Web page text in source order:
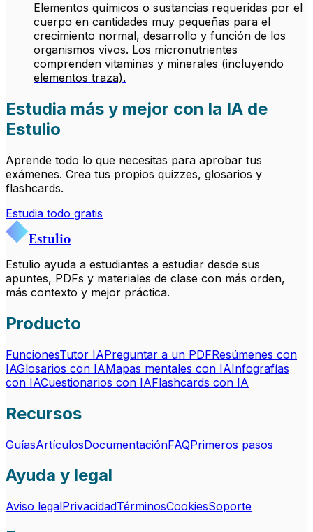
Elementos químicos o sustancias requeridas por el
cuerpo en cantidades muy pequeñas para el
crecimiento normal, desarrollo y función de los
organismos vivos. Los micronutrientes
comprenden vitaminas y minerales (incluyendo
elementos traza).
Estudia más y mejor con la IA de
Estulio
Aprende todo lo que necesitas para aprobar tus
exámenes. Crea tus propios quizzes, glosarios y
flashcards.
Estudia todo gratis
Estulio
Estulio ayuda a estudiantes a estudiar desde sus
apuntes, PDFs y materiales de clase con más orden,
más contexto y mejor práctica.
Producto
FuncionesTutor IAPreguntar a un PDFResúmenes con
IAGlosarios con IAMapas mentales con IAInfografías
con IACuestionarios con IAFlashcards con IA
Recursos
GuíasArtículosDocumentaciónFAQPrimeros pasos
Ayuda y legal
Aviso legalPrivacidadTérminosCookiesSoporte